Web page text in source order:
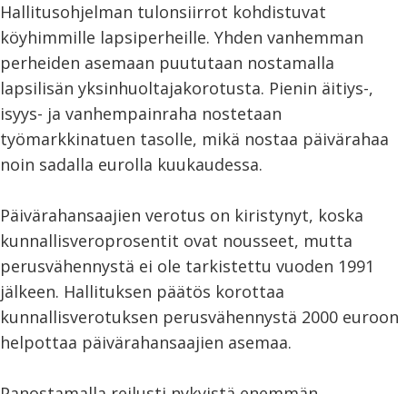
Hallitusohjelman tulonsiirrot kohdistuvat
köyhimmille lapsiperheille. Yhden vanhemman
perheiden asemaan puututaan nostamalla
lapsilisän yksinhuoltajakorotusta. Pienin äitiys-,
isyys- ja vanhempainraha nostetaan
työmarkkinatuen tasolle, mikä nostaa päivärahaa
noin sadalla eurolla kuukaudessa.
Päivärahansaajien verotus on kiristynyt, koska
kunnallisveroprosentit ovat nousseet, mutta
perusvähennystä ei ole tarkistettu vuoden 1991
jälkeen. Hallituksen päätös korottaa
kunnallisverotuksen perusvähennystä 2000 euroon
helpottaa päivärahansaajien asemaa.